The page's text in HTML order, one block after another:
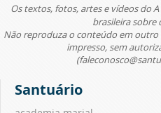
Os textos, fotos, artes e vídeos do
brasileira sobre
Não reproduza o conteúdo em
impresso, sem
Santuário